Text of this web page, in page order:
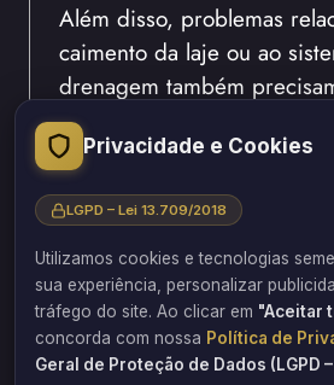
Além disso, problemas
caimento da laje ou ao
drenagem também
corrigidos antes da
A Barbosa Estrutural avalia
condições para garantir que
escolhida apresente
durante muitos anos.
Produtos para vedar
Privacidade e Cookies
LGPD – Lei 13.709/2018
Utilizamos cookies e tecnologias
sua experiência, personalizar
tráfego do site. Ao clicar em "Aceitar
concorda com nossa Política de
Geral de Proteção de Dados (LGPD